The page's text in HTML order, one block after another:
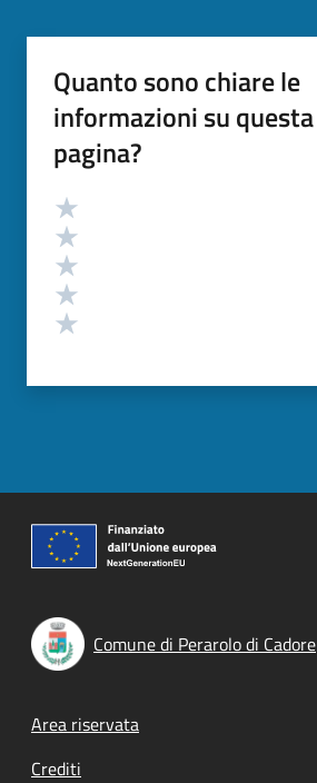
Quanto sono chiare le
informazioni su questa
pagina?
Valutazione
Comune di Perarolo di Cadore
Footer menu
Area riservata
Crediti